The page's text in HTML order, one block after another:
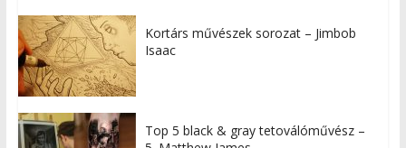
Kortárs művészek sorozat – Jimbob
Isaac
Top 5 black & gray tetoválóművész –